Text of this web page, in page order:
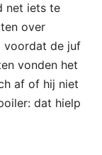
net iets te
over
voordat de juf
vonden het
af of hij niet
dat hielp